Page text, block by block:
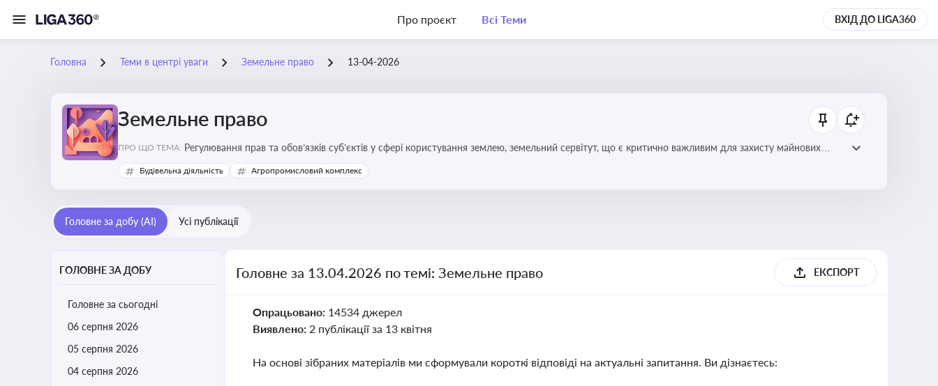
Про проєкт Всі Теми ВХІД ДО LIGA360
Головна Теми в центрі уваги Земельне право 13-04-2026
Земельне право
ПРО ЩО ТЕМА: Регулювання прав та обов’язків суб’єктів у сфері користування землею, земельний сервітут, що є критично важливим для захисту майнових
прав власників, орендарів та держави, а також для ефективного управління земельними ресурсами
Будівельна діяльність Агропромисловий комплекс
Головне за добу (AI) Усі публікації
ГОЛОВНЕ ЗА ДОБУ
Головне за сьогодні
06 серпня 2026
05 серпня 2026
04 серпня 2026
Головне за 13.04.2026 по темі: Земельне право ЕКСПОРТ
Опрацьовано: 14534 джерел
Виявлено: 2 публікації за 13 квітня
На основі зібраних матеріалів ми сформували короткі відповіді на актуальні запитання. Ви дізнаєтесь: